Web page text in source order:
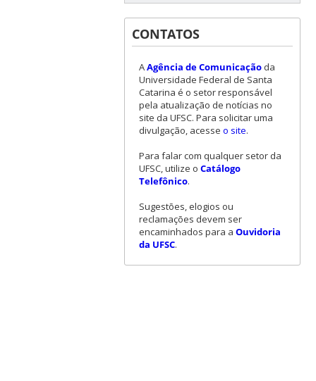
CONTATOS
AAgência de Comunicaçãoda
Universidade Federal de Santa
Catarina é o setor responsável
pela atualização de notícias no
site da UFSC. Para solicitar uma
divulgação, acesse o site.
Para falar com qualquer setor da
UFSC, utilize o Catálogo
Telefônico.
Sugestões, elogios ou
reclamações devem ser
encaminhados para a Ouvidoria
da UFSC.